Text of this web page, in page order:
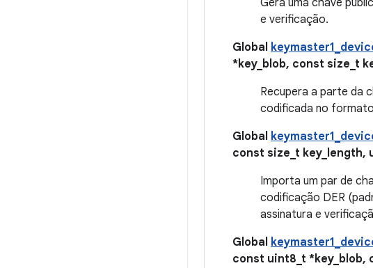
Gera uma chave
e verificação.
Global
*key_blob, const size_t
Recupera a parte da
codificada no
Global
const size_t key_length,
Importa um par de
codificação DER
assinatura e
Global
const uint8_t *key_blob,